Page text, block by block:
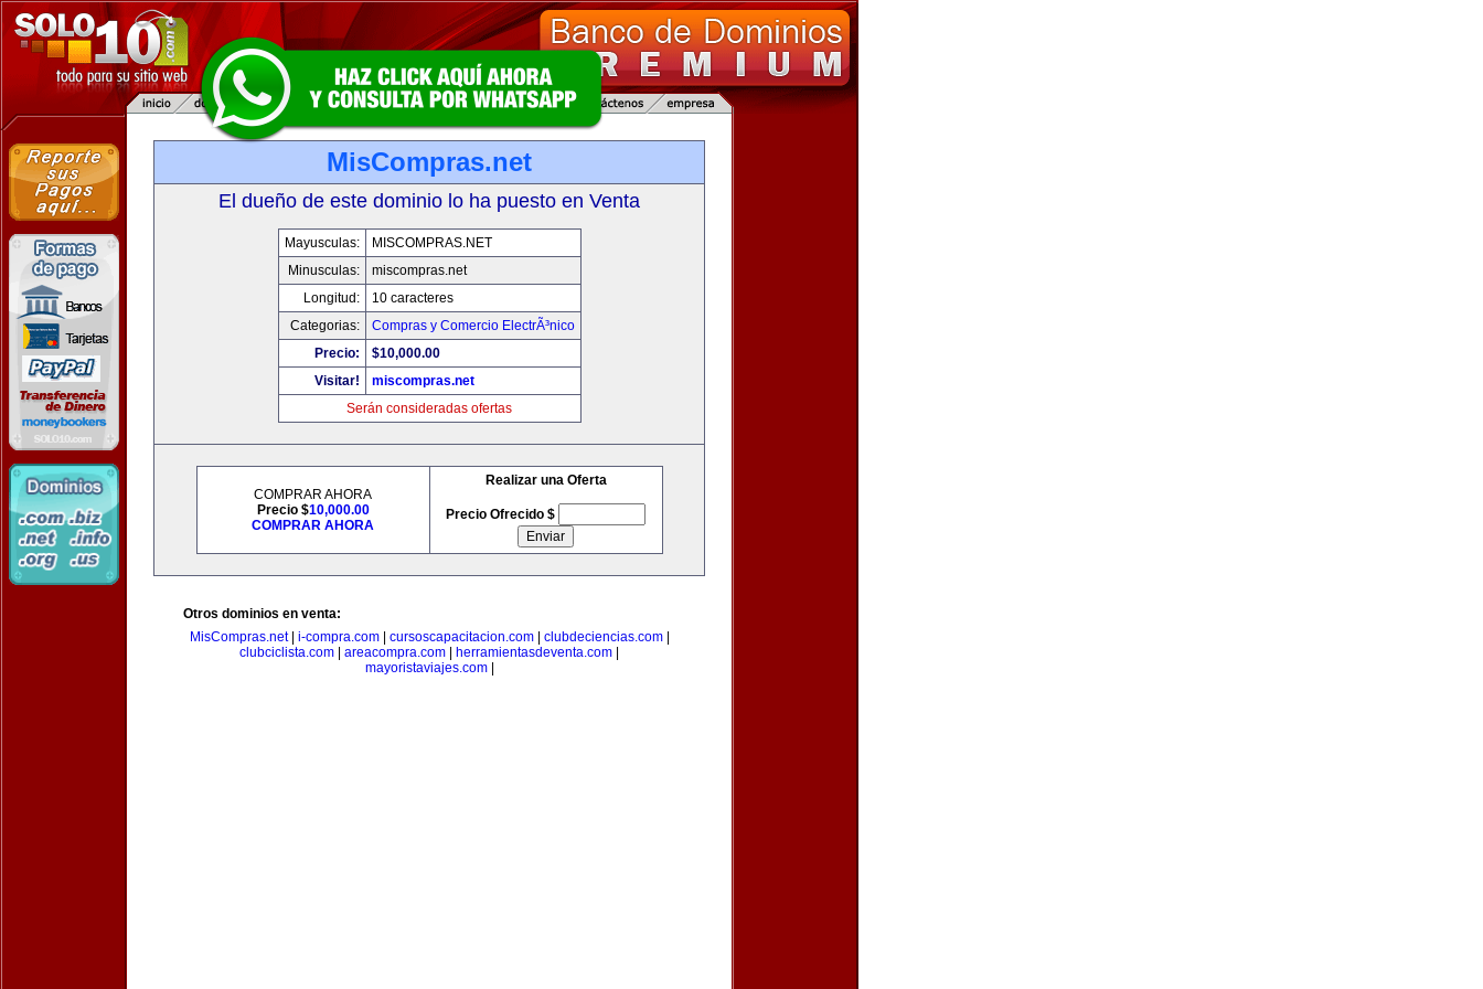
MisCompras.net
El dueño de este dominio lo ha puesto en Venta
Mayusculas:
MISCOMPRAS.NET
Minusculas:
miscompras.net
Longitud:
10 caracteres
Categorias:
Compras y Comercio ElectrÃ³nico
Precio:
$10,000.00
Visitar!
miscompras.net
Serán consideradas ofertas
COMPRAR AHORA
Precio $10,000.00
COMPRAR AHORA
Realizar una Oferta
Precio Ofrecido $
Otros dominios en venta:
MisCompras.net| i-compra.com| cursoscapacitacion.com| clubdeciencias.com|
clubciclista.com
areacompra.com herramientasdeventa.com
mayoristaviajes.com|